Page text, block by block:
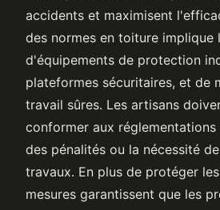
accidents et maximisent
des normes en toiture implique
d'équipements de protection
plateformes sécuritaires, et de
travail sûres. Les artisans
conformer aux
des pénalités ou la nécessité
travaux. En plus de protéger
mesures garantissent que les